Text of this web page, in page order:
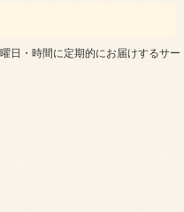
日・時間に定期的にお届けするサー